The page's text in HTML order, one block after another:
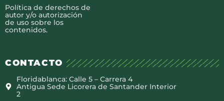
Política de derechos de
autor y/o autorización
de uso sobre los
contenidos.
CONTACTO
Floridablanca: Calle 5 – Carrera 4
Antigua Sede Licorera de Santander Interior
2